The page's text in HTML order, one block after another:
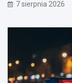
ij
e
7 sierpnia 2026